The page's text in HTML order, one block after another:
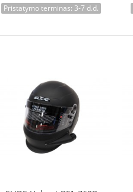
Pristatymo terminas: 3-7 d.d.